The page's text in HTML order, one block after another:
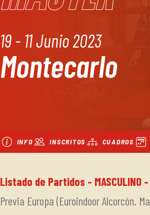
19 - 11 Junio 2023
Montecarlo
INFO INSCRITOS CUADROS
Listado de Partidos - MASCULINO
Previa Europa (Euroindoor Alcorcón.